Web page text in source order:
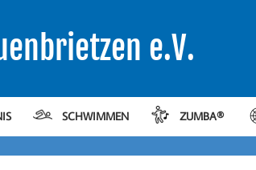
e.V.
SCHWIMMEN ZUMBA®